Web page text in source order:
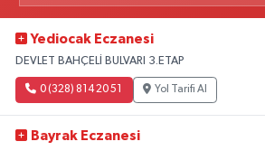
Yediocak Eczanesi
DEVLET BAHÇELİ BULVARI 3.ETAP
0 (328) 814 20 51 Yol Tarifi Al
Bayrak Eczanesi